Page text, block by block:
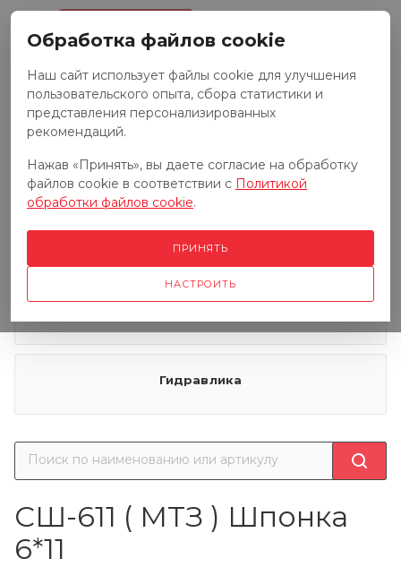
Запчасти к тракторам
Запчасти к грузовым автомобилям
Гидравлика
СШ-611 ( МТЗ ) Шпонка
6*11
Обработка файлов cookie
Наш сайт использует файлы cookie для улучшения
пользовательского опыта, сбора статистики и
представления персонализированных
рекомендаций.
Нажав «Принять», вы даете согласие на обработку
файлов cookie в соответствии с Политикой
обработки файлов cookie.
НАСТРОИТЬ
ПРИНЯТЬ